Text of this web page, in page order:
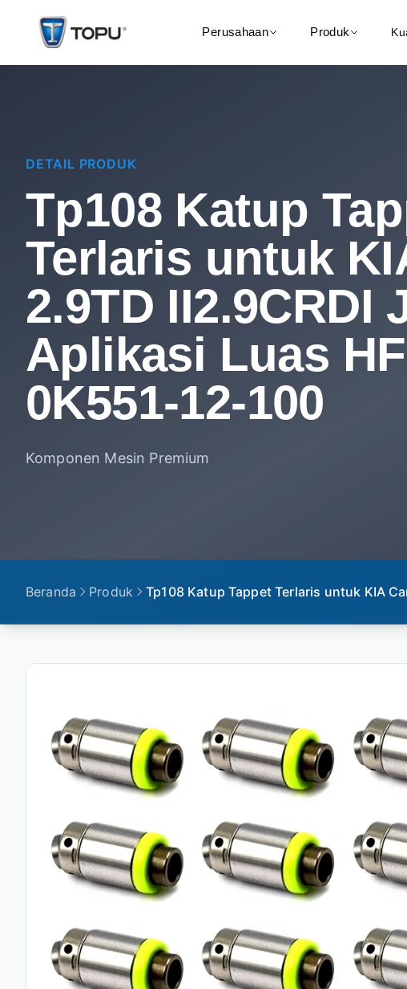
Perusahaan Produk
DETAIL PRODUK
Tp108 Katup
Terlaris untuk
2.9TD II2.9CRDI
Aplikasi Luas
0K551-12-100
Komponen Mesin Premium
Beranda Produk Tp108 Katup Tappet Terlaris untuk KIA